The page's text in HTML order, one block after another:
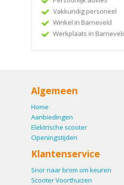
Vakkundig personeel
Winkel in Barneveld
Werkplaats in
Algemeen
Home
Aanbiedingen
Elektrische scooter
Openingstijden
Klantenservice
Snor naar brom om keuren
Scooter Voorthuizen